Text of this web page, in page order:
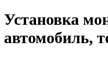
Установка
автомобиль,